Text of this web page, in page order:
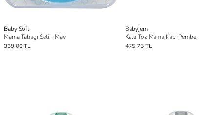
Baby Soft
Mama Tabagı Seti - Mavi
339,00 TL
Babyjem
Katlı Toz Mama Kabı Pembe
475,75 TL